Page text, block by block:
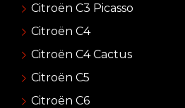
Citroën C3 Picasso
Citroën C4
Citroën C4 Cactus
Citroën C5
Citroën C6